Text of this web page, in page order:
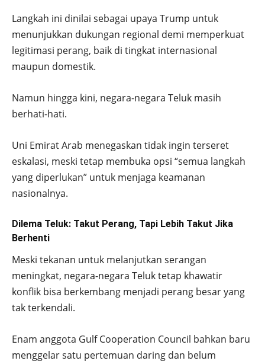
Langkah ini dinilai sebagai upaya Trump untuk
menunjukkan dukungan regional demi memperkuat
legitimasi perang, baik di tingkat internasional
maupun domestik.
Namun hingga kini, negara-negara Teluk masih
berhati-hati.
Uni Emirat Arab menegaskan tidak ingin terseret
eskalasi, meski tetap membuka opsi “semua langkah
yang diperlukan” untuk menjaga keamanan
nasionalnya.
Dilema Teluk: Takut Perang, Tapi Lebih Takut Jika
Berhenti
Meski tekanan untuk melanjutkan serangan
meningkat, negara-negara Teluk tetap khawatir
konflik bisa berkembang menjadi perang besar yang
tak terkendali.
Enam anggota Gulf Cooperation Council bahkan baru
menggelar satu pertemuan daring dan belum